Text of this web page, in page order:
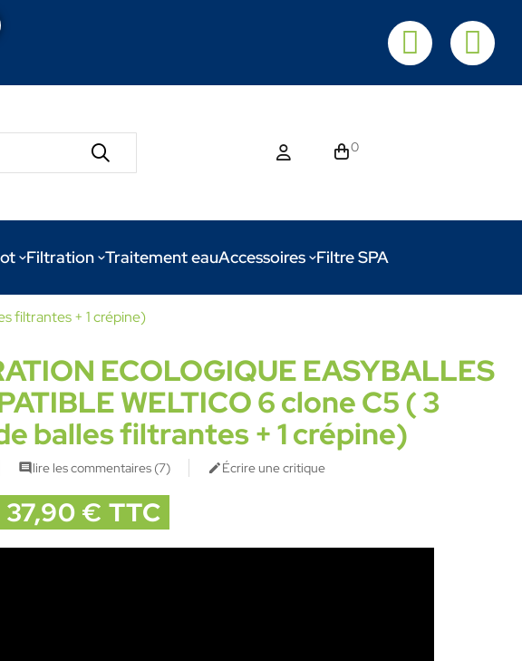
0
Filtration Traitement eauAccessoires Filtre SPA
filtrantes + 1 crépine)
ECOLOGIQUE EASYBALLES
WELTICO 6 clone C5 ( 3
balles filtrantes + 1 crépine)
 lire les commentaires (7) Écrire une critique
€ TTC